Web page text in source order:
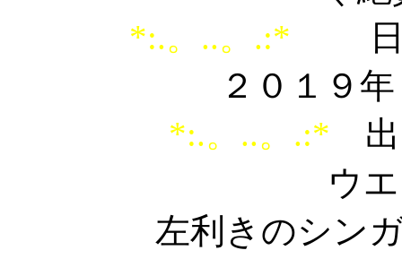
*:.。..。.:*
２０１９
*:.。..。.:*
ウ
左利きのシン